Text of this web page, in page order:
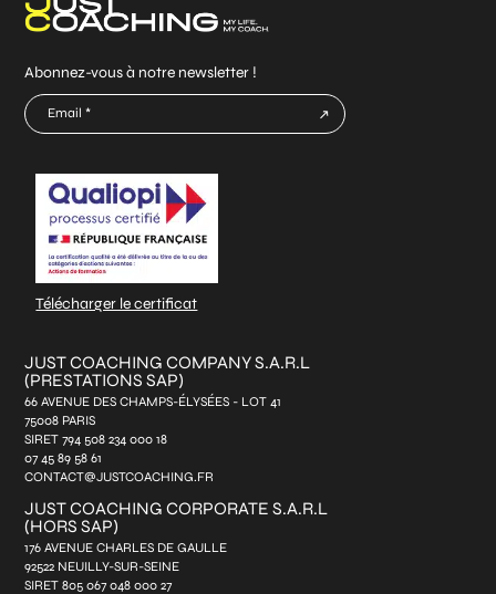
Abonnez-vous à notre newsletter !
E-
mail
*
Télécharger le certificat
JUST COACHING COMPANY S.A.R.L
(PRESTATIONS SAP)
66 AVENUE DES CHAMPS-ÉLYSÉES - LOT 41
75008 PARIS
SIRET 794 508 234 000 18
07 45 89 58 61
CONTACT@JUSTCOACHING.FR
JUST COACHING CORPORATE S.A.R.L
(HORS SAP)
176 AVENUE CHARLES DE GAULLE
92522 NEUILLY-SUR-SEINE
SIRET 805 067 048 000 27